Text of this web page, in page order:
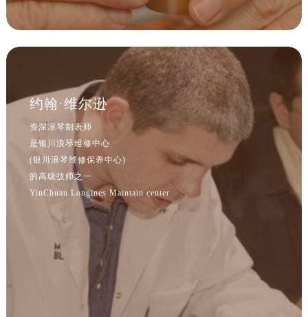
约翰·维尔逊
资深浪琴制表师
是银川浪琴维修中心
(银川浪琴维修保养中心)
的高级技师之一
YinChuan Longines Maintain center